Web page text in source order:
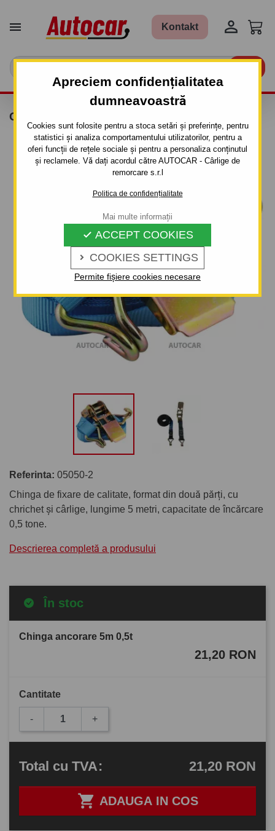
Apreciem confidențialitatea
dumneavoastră
Cookies sunt folosite pentru a stoca setări și preferințe, pentru
statistici și analiza comportamentului utilizatorilor, pentru a
oferi funcții de rețele sociale și pentru a personaliza conținutul
și reclamele. Vă dați acordul către AUTOCAR - Cârlige de
remorcare s.r.l
Politica de confidențialitate
 COOKIES SETTINGS
 ACCEPT COOKIES
Permite fișiere cookies necesare
Mai multe informații
 Kontakt 
CHINGA ANCORARE 5M 0,5T
Referinta: 05050-2
Chinga de fixare de calitate, format din două părți, cu
chrichet și cârlige, lungime 5 metri, capacitate de încărcare
0,5 tone.
Descrierea completă a produsului
În stoc
Chinga ancorare 5m 0,5t
21,20 RON
Cantitate
- +
 ADAUGA IN COS
Total cu TVA: 21,20 RON